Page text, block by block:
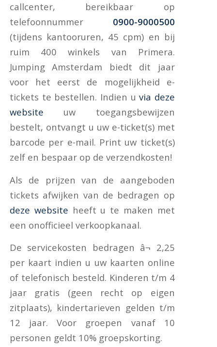
callcenter, bereikbaar op
telefoonnummer 0900-9000500
(tijdens kantooruren, 45 cpm) en bij
ruim 400 winkels van Primera.
Jumping Amsterdam biedt dit jaar
voor het eerst de mogelijkheid e-
tickets te bestellen. Indien uvia deze
website uw toegangsbewijzen
bestelt, ontvangt u uw e-ticket(s) met
barcode per e-mail. Print uw ticket(s)
zelf en bespaar op de verzendkosten!
Als de prijzen van de aangeboden
tickets afwijken van de bedragen op
deze website heeft u te maken met
een onofficieel verkoopkanaal.
De servicekosten bedragen â¬ 2,25
per kaart indien u uw kaarten online
of telefonisch besteld. Kinderen t/m 4
jaar gratis (geen recht op eigen
zitplaats), kindertarieven gelden t/m
12 jaar. Voor groepen vanaf 10
personen geldt 10% groepskorting.